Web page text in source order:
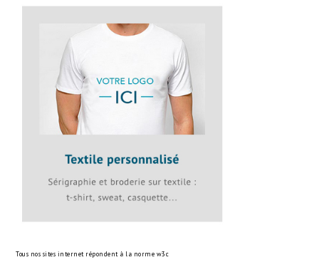
Tous nos sites internet répondent à la norme w3c